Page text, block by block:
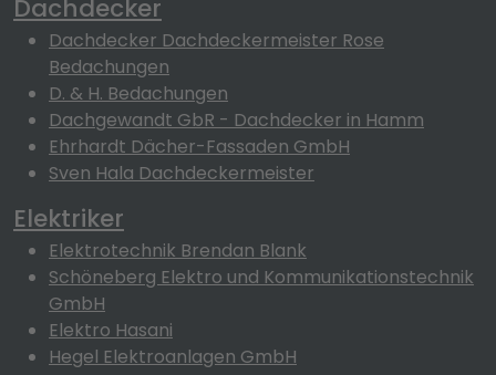
Dachdecker
Dachdecker Dachdeckermeister Rose
Bedachungen
D. & H. Bedachungen
Dachgewandt GbR - Dachdecker in Hamm
Ehrhardt Dächer-Fassaden GmbH
Sven Hala Dachdeckermeister
Elektriker
Elektrotechnik Brendan Blank
Schöneberg Elektro und Kommunikationstechnik
GmbH
Elektro Hasani
Hegel Elektroanlagen GmbH